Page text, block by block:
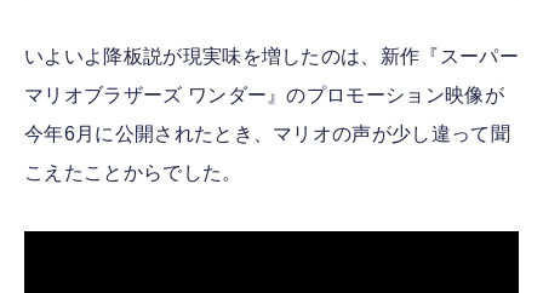
いよいよ降板説が現実味を増したのは、新作『スーパー
マリオブラザーズ ワンダー』のプロモーション映像が
今年6月に公開されたとき、マリオの声が少し違って聞
こえたことからでした。